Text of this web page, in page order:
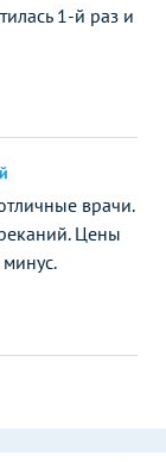
1-й раз и
врачи.
Цены